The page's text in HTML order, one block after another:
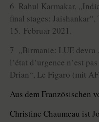
6 Rahul Karmakar,
final stages:
15. Februar 2021.
7 „Birmanie: LUE devra
l‘état d‘urgence n‘est
Drian“, Le Figaro (mit
Aus dem Französischen
Christine Chaumeau ist